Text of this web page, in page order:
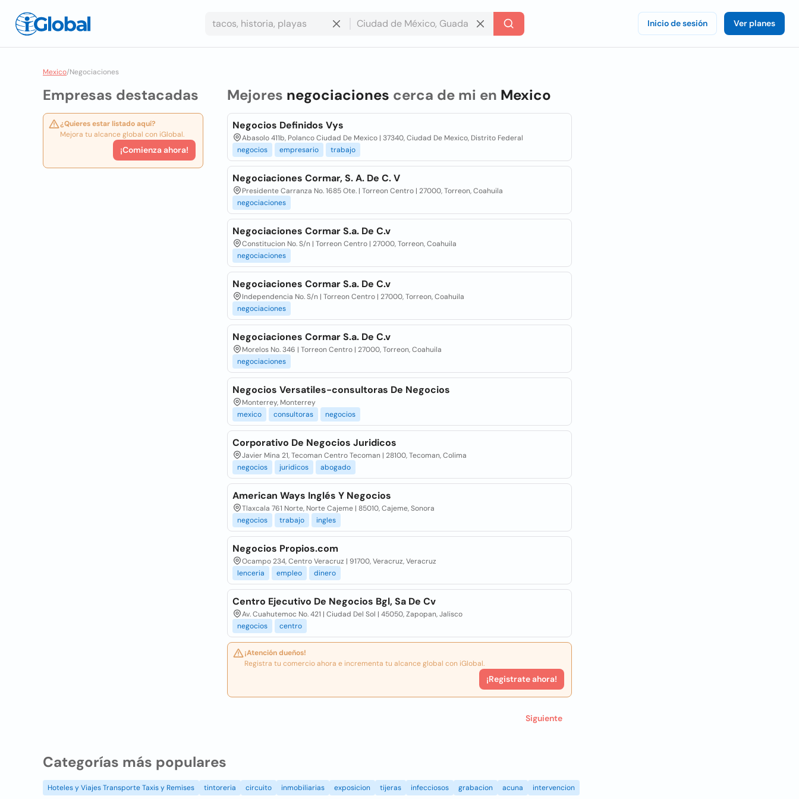
Inicio de sesión Ver planes
Mexico/Negociaciones
Empresas destacadas
¿Quieres estar listado aquí?
Mejora tu alcance global con iGlobal.
¡Comienza ahora!
Mejores negociaciones cerca de mi en Mexico
Negocios Definidos Vys
Abasolo 411b, Polanco Ciudad De Mexico | 37340, Ciudad De Mexico, Distrito Federal
negocios
empresario trabajo
Negociaciones Cormar, S. A. De C. V
Presidente Carranza No. 1685 Ote. | Torreon Centro | 27000, Torreon, Coahuila
negociaciones
Negociaciones Cormar S.a. De C.v
Constitucion No. S/n | Torreon Centro | 27000, Torreon, Coahuila
negociaciones
Negociaciones Cormar S.a. De C.v
Independencia No. S/n | Torreon Centro | 27000, Torreon, Coahuila
negociaciones
Negociaciones Cormar S.a. De C.v
Morelos No. 346 | Torreon Centro | 27000, Torreon, Coahuila
negociaciones
Negocios Versatiles-consultoras De Negocios
Monterrey, Monterrey
mexico
consultoras negocios
Corporativo De Negocios Juridicos
Javier Mina 21, Tecoman Centro Tecoman | 28100, Tecoman, Colima
negocios
juridicos abogado
American Ways Inglés Y Negocios
Tlaxcala 761 Norte, Norte Cajeme | 85010, Cajeme, Sonora
negocios
trabajo ingles
Negocios Propios.com
Ocampo 234, Centro Veracruz | 91700, Veracruz, Veracruz
lenceria
empleo dinero
Centro Ejecutivo De Negocios Bgl, Sa De Cv
Av. Cuahutemoc No. 421 | Ciudad Del Sol | 45050, Zapopan, Jalisco
negocios
centro
¡Atención dueños!
Registra tu comercio ahora e incrementa tu alcance global con iGlobal.
¡Registrate ahora!
Siguiente
Categorías más populares
Hoteles y Viajes Transporte Taxis y Remises tintoreria circuito inmobiliarias exposicion tijeras infecciosos grabacion acuna intervencion